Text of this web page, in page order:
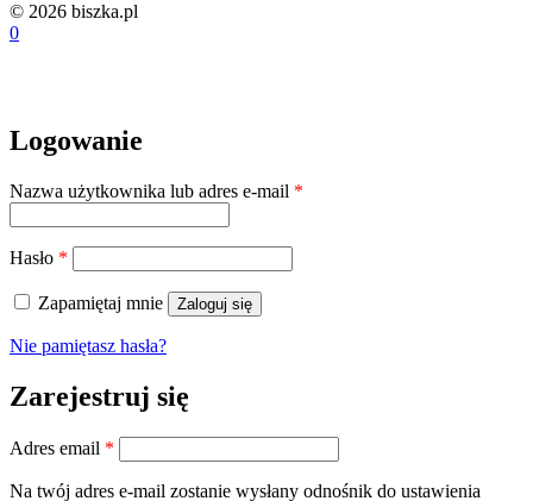
© 2026 biszka.pl
0
Logowanie
Nazwa użytkownika lub adres e-mail *
Hasło *
Zapamiętaj mnie Zaloguj się
Nie pamiętasz hasła?
Zarejestruj się
Adres email *
Na twój adres e-mail zostanie wysłany odnośnik do ustawienia